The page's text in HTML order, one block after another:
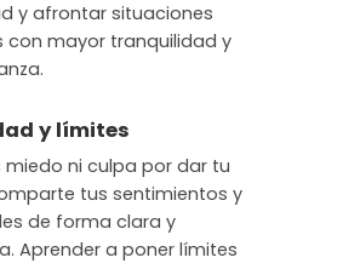
y afrontar situaciones
con mayor tranquilidad y
y límites
miedo ni culpa por dar tu
tus sentimientos y
de forma clara y
Aprender a poner límites